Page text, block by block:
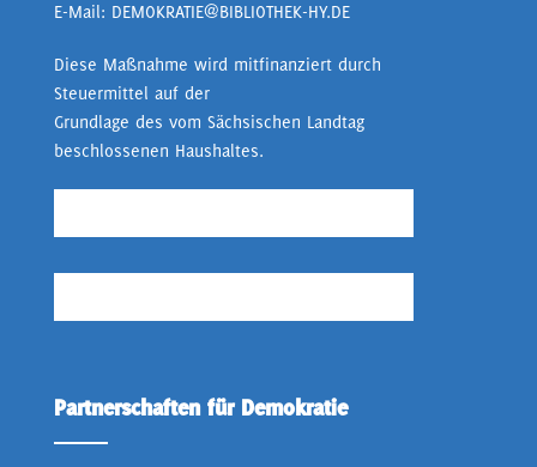
E-Mail: DEMOKRATIE@BIBLIOTHEK-HY.DE
Diese Maßnahme wird mitfinanziert durch
Steuermittel auf der
Grundlage des vom Sächsischen Landtag
beschlossenen Haushaltes.
Partnerschaften für Demokratie